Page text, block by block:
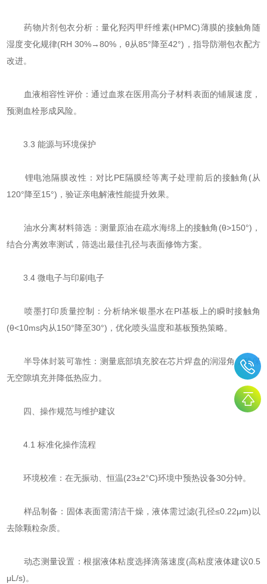
​​药物片剂包衣分析​​：量化羟丙甲纤维素(HPMC)薄膜的接触角随
湿度变化规律(RH 30%→80%，θ从85°降至42°)，指导防潮包衣配方
改进。
​​血液相容性评价​​：通过血浆在医用高分子材料表面的铺展速度，
预测血栓形成风险。
3.3 能源与环境保护
​​锂电池隔膜改性​​：对比PE隔膜经等离子处理前后的接触角(从
120°降至15°)，验证亲电解液性能提升效果。
​​油水分离材料筛选​​：测量原油在疏水海绵上的接触角(θ>150°)，
结合分离效率测试，筛选出最佳孔径与表面修饰方案。
3.4 微电子与印刷电子
​​喷墨打印质量控制​​：分析纳米银墨水在PI基板上的瞬时接触角
(θ<10ms内从150°降至30°)，优化喷头温度和基板预热策略。
​​半导体封装可靠性​​：测量底部填充胶在芯片焊盘的润湿角，确保
无空隙填充并降低热应力。
四、操作规范与维护建议
4.1 标准化操作流程
​​环境校准​​：在无振动、恒温(23±2°C)环境中预热设备30分钟。
样品制备：固体表面需清洁干燥，液体需过滤(孔径≤0.22μm)以
去除颗粒杂质。
​​动态测量设置​​：根据液体粘度选择滴落速度(高粘度液体建议0.5
μL/s)。